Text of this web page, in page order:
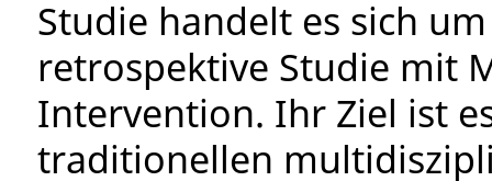
Studie handelt es sich
retrospektive Studie mit
Intervention. Ihr Ziel ist
traditionellen